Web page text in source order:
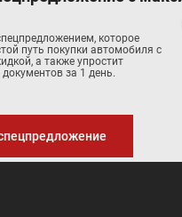
которое
путь покупки автомобиля с
а также упростит
за 1 день.